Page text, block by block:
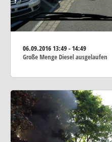
06.09.201613:49 - 14:49
Große Menge Diesel ausgelaufen